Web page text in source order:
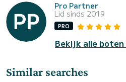
Pro Partner
Lid sinds 2019
PRO
Bekijk alle boten
Similar searches